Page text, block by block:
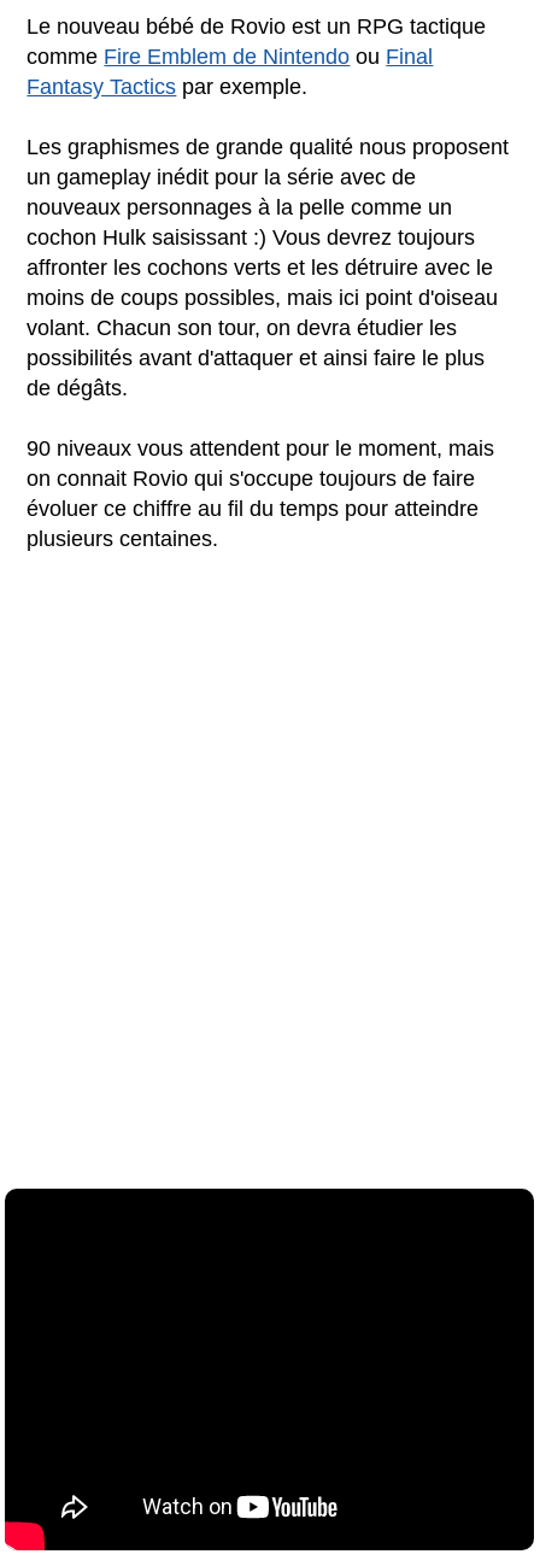
Le nouveau bébé de Rovio est un RPG tactique
comme Fire Emblem de Nintendo ou Final
Fantasy Tactics par exemple.
Les graphismes de grande qualité nous proposent
un gameplay inédit pour la série avec de
nouveaux personnages à la pelle comme un
cochon Hulk saisissant :) Vous devrez toujours
affronter les cochons verts et les détruire avec le
moins de coups possibles, mais ici point d'oiseau
volant. Chacun son tour, on devra étudier les
possibilités avant d'attaquer et ainsi faire le plus
de dégâts.
90 niveaux vous attendent pour le moment, mais
on connait Rovio qui s'occupe toujours de faire
évoluer ce chiffre au fil du temps pour atteindre
plusieurs centaines.